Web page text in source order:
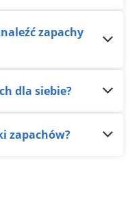
dla siebie?
zapachów?